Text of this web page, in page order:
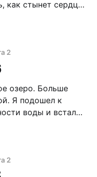
как стынет сердце,
Но больше
я понимаю, что
2
озеро. Больше
Я подошел к
воды и встал
ФАУ-2,
всего в пещере,
2